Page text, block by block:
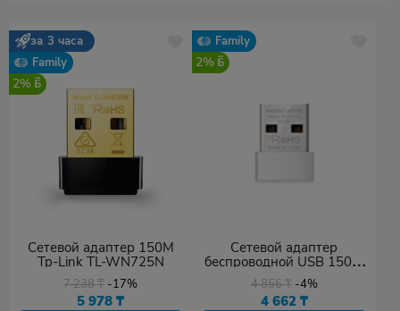
за 3 часа
Family
2%
Сетевой адаптер 150M
Tp-Link TL-WN725N
7 238₸ -17%
5 978₸
Family
2%
Сетевой адаптер
беспроводной USB 150M
Mercusys MW150US
4 856₸ -4%
4 662 ₸